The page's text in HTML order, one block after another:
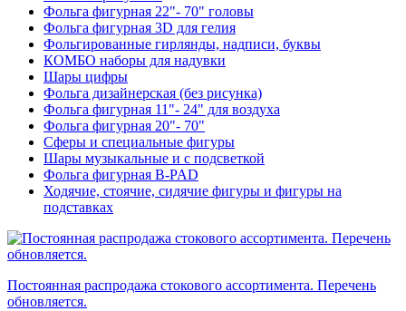
Фольга фигурная 22"- 70" головы
Фольга фигурная 3D для гелия
Фольгированные гирлянды, надписи, буквы
КОМБО наборы для надувки
Шары цифры
Фольга дизайнерская (без рисунка)
Фольга фигурная 11"- 24" для воздуха
Фольга фигурная 20"- 70"
Сферы и специальные фигуры
Шары музыкальные и с подсветкой
Фольга фигурная B-PAD
Ходячие, стоячие, сидячие фигуры и фигуры на
подставках
Постоянная распродажа стокового ассортимента. Перечень
обновляется.